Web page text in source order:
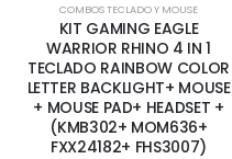
COMBOS TECLADO Y MOUSE
KIT GAMING EAGLE
WARRIOR RHINO 4 IN 1
TECLADO RAINBOW COLOR
LETTER BACKLIGHT+ MOUSE
+ MOUSE PAD+ HEADSET +
(KMB302+ MOM636+
FXX24182+ FHS3007)